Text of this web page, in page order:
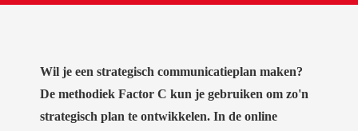
Wil je een strategisch communicatieplan maken?
De methodiek Factor C kun je gebruiken om zo'n
strategisch plan te ontwikkelen. In de online